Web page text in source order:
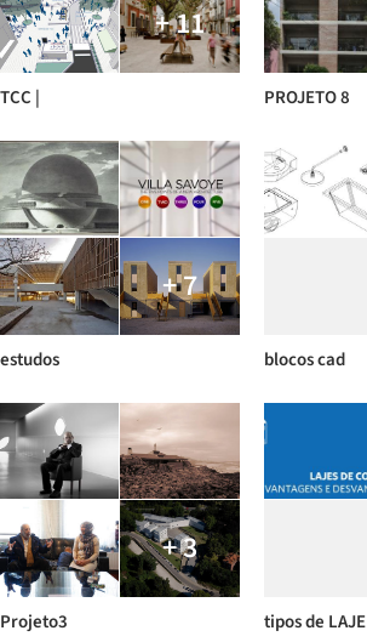
+ 11
TCC | PROJETO 8
+ 7
estudos blocos cad
+ 3
Projeto3 tipos de LAJE